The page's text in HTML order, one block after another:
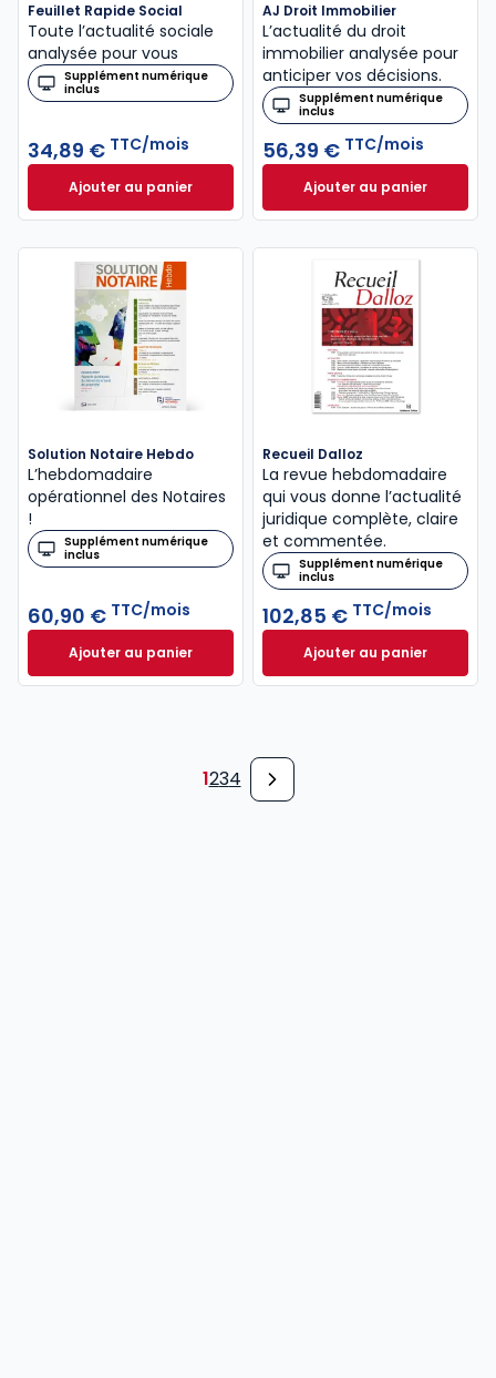
Feuillet Rapide Social
Toute l’actualité sociale
analysée pour vous
Supplément numérique
inclus
34,89 € TTC/mois
Ajouter au panierFeuillet Rapide Social à 34,89 € TTC/mois
AJ Droit Immobilier
L’actualité du droit
immobilier analysée pour
anticiper vos décisions.
Supplément numérique
inclus
56,39 € TTC/mois
Ajouter au panier
AJ Droit
Solution Notaire Hebdo
L’hebdomadaire
opérationnel des Notaires
!
Supplément numérique
inclus
60,90 € TTC/mois
Ajouter au panierSolution Notaire Hebdo à 60,90 €TTC/mois
Recueil Dalloz
La revue hebdomadaire
qui vous donne l’actualité
juridique complète, claire
et commentée.
Supplément numérique
inclus
102,85 € TTC/mois
Ajouter au panier
Recueil Dalloz à
1234